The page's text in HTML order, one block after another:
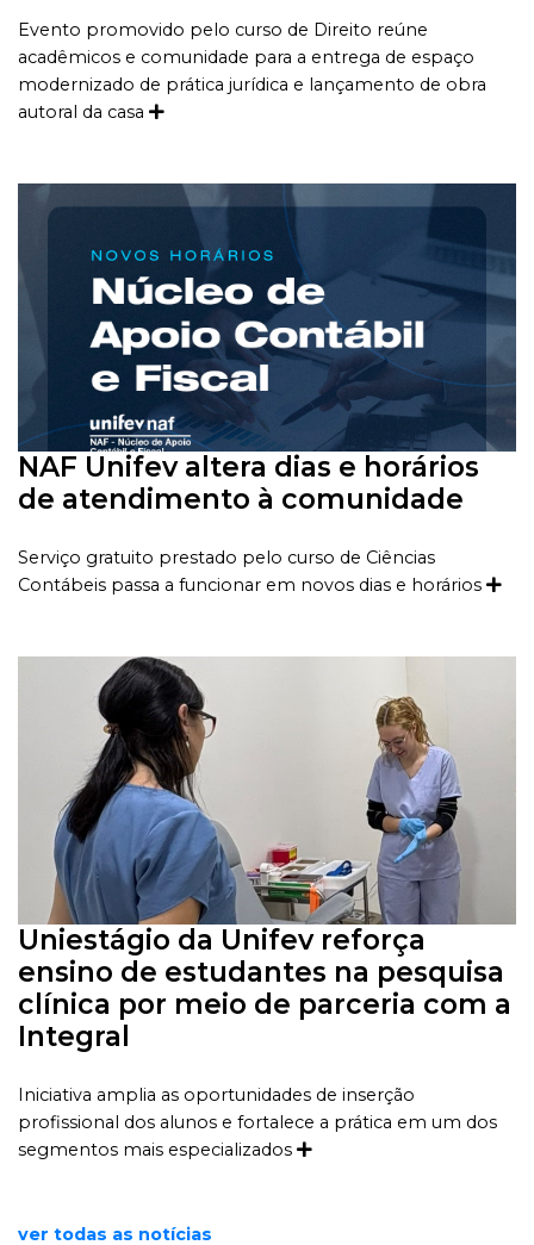
Evento promovido pelo curso de Direito reúne
acadêmicos e comunidade para a entrega de espaço
modernizado de prática jurídica e lançamento de obra
autoral da casa
NAF Unifev altera dias e horários
de atendimento à comunidade
Serviço gratuito prestado pelo curso de Ciências
Contábeis passa a funcionar em novos dias e horários
Uniestágio da Unifev reforça
ensino de estudantes na pesquisa
clínica por meio de parceria com a
Integral
Iniciativa amplia as oportunidades de inserção
profissional dos alunos e fortalece a prática em um dos
segmentos mais especializados
ver todas as notícias